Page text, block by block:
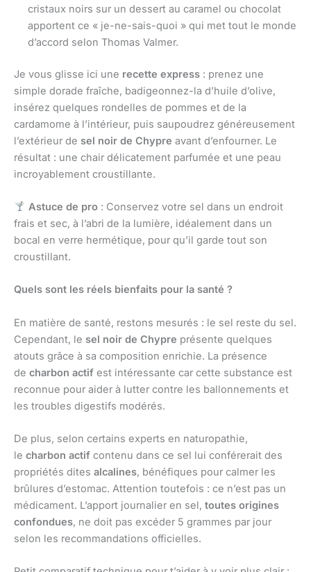
cristaux noirs sur un dessert au caramel ou chocolat
apportent ce « je-ne-sais-quoi » qui met tout le monde
d’accord selon Thomas Valmer.
Je vous glisse ici une recette express : prenez une
simple dorade fraîche, badigeonnez-la d’huile d’olive,
insérez quelques rondelles de pommes et de la
cardamome à l’intérieur, puis saupoudrez généreusement
l’extérieur de sel noir de Chypre avant d’enfourner. Le
résultat : une chair délicatement parfumée et une peau
incroyablement croustillante.
Astuce de pro: Conservez votre sel dans un endroit
frais et sec, à l’abri de la lumière, idéalement dans un
bocal en verre hermétique, pour qu’il garde tout son
croustillant.
Quels sont les réels bienfaits pour la santé ?
En matière de santé, restons mesurés : le sel reste du sel.
Cependant, le sel noir de Chypre présente quelques
atouts grâce à sa composition enrichie. La présence
de charbon actif est intéressante car cette substance est
reconnue pour aider à lutter contre les ballonnements et
les troubles digestifs modérés.
De plus, selon certains experts en naturopathie,
le charbon actif contenu dans ce sel lui conférerait des
propriétés dites alcalines, bénéfiques pour calmer les
brûlures d’estomac. Attention toutefois : ce n’est pas un
médicament. L’apport journalier en sel, toutes origines
confondues, ne doit pas excéder 5 grammes par jour
selon les recommandations officielles.